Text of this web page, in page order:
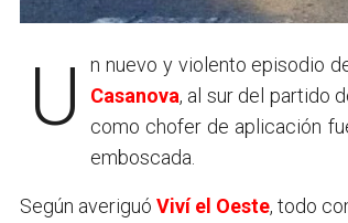
Un nuevo y violento episodio
Casanova, al sur del partido
como chofer de aplicación
emboscada.
Según averiguóViví el Oeste, todo